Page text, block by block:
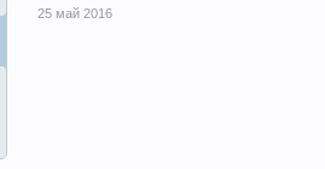
25 май 2016